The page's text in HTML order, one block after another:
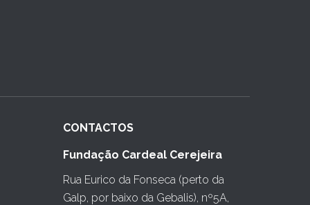
CONTACTOS
Fundação Cardeal Cerejeira
Rua Eurico da Fonseca (perto da
Galp, por baixo da Gebalis), nº5A,